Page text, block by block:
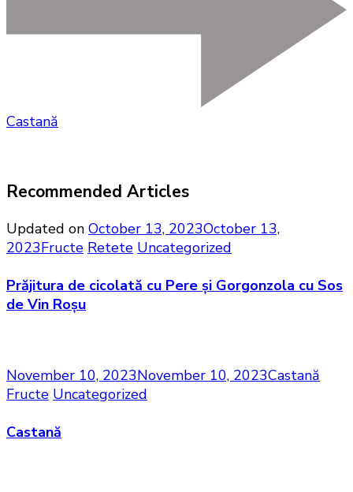
Castană
Recommended Articles
Updated on October 13, 2023October 13,
2023Fructe Retete Uncategorized
Prăjitura de cicolată cu Pere și Gorgonzola cu Sos
de Vin Roșu
November 10, 2023November 10, 2023Castană
Fructe Uncategorized
Castană